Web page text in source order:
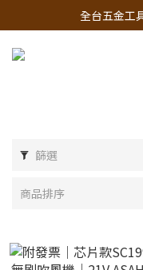
🔧電動工具
全台五金工
配有專業
篩選
商品排序